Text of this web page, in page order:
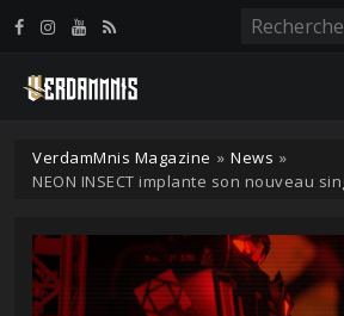
VerdamMnis Magazine » News »
NEON INSECT implante son nouveau
Panneau de gestion des cookies